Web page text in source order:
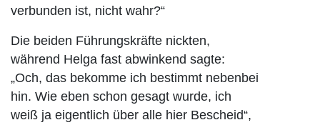
verbunden ist, nicht wahr?“
Die beiden Führungskräfte nickten,
während Helga fast abwinkend sagte:
„Och, das bekomme ich bestimmt nebenbei
hin. Wie eben schon gesagt wurde, ich
weiß ja eigentlich über alle hier Bescheid“,